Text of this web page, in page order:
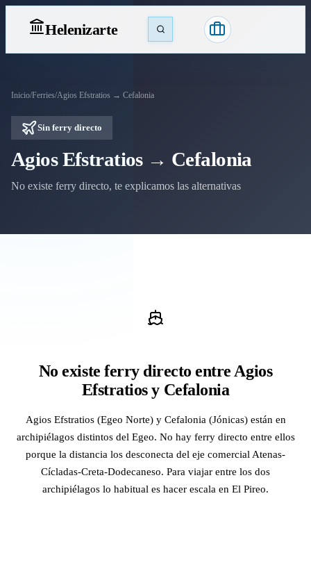
Helenizarte
Inicio/Ferries/Agios Efstratios → Cefalonia
Sin ferry directo
Agios Efstratios → Cefalonia
No existe ferry directo, te explicamos las alternativas
No existe ferry directo entre Agios
Efstratios y Cefalonia
Agios Efstratios (Egeo Norte) y Cefalonia (Jónicas) están en
archipiélagos distintos del Egeo. No hay ferry directo entre ellos
porque la distancia los desconecta del eje comercial Atenas-
Cícladas-Creta-Dodecaneso. Para viajar entre los dos
archipiélagos lo habitual es hacer escala en El Pireo.